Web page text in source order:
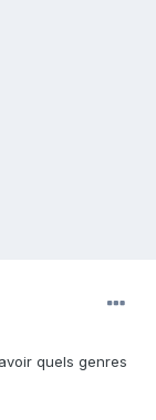
quels genres